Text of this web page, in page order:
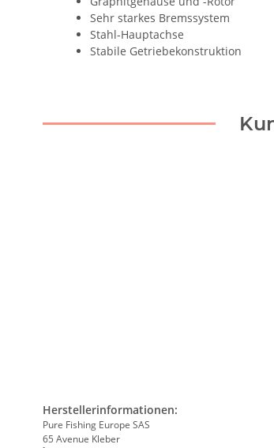
Sehr starkes Bremssystem
Stahl-Hauptachse
Stabile Getriebekonstruktion
Herstellerinformationen:
Pure Fishing Europe SAS
65 Avenue Kleber